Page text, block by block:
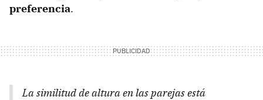
preferencia.
La similitud de altura en las parejas está